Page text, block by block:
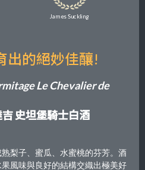
James Suckling
出的絕妙佳釀!
Le Chevalier de
史坦堡騎士白酒
梨子、蜜瓜、水蜜桃的芬芳。酒
風味與良好的結構交織出極美好